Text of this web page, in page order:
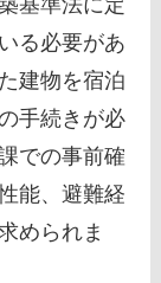
基準法に定
る必要があ
建物を宿泊
手続きが必
での事前確
能、避難経
められま